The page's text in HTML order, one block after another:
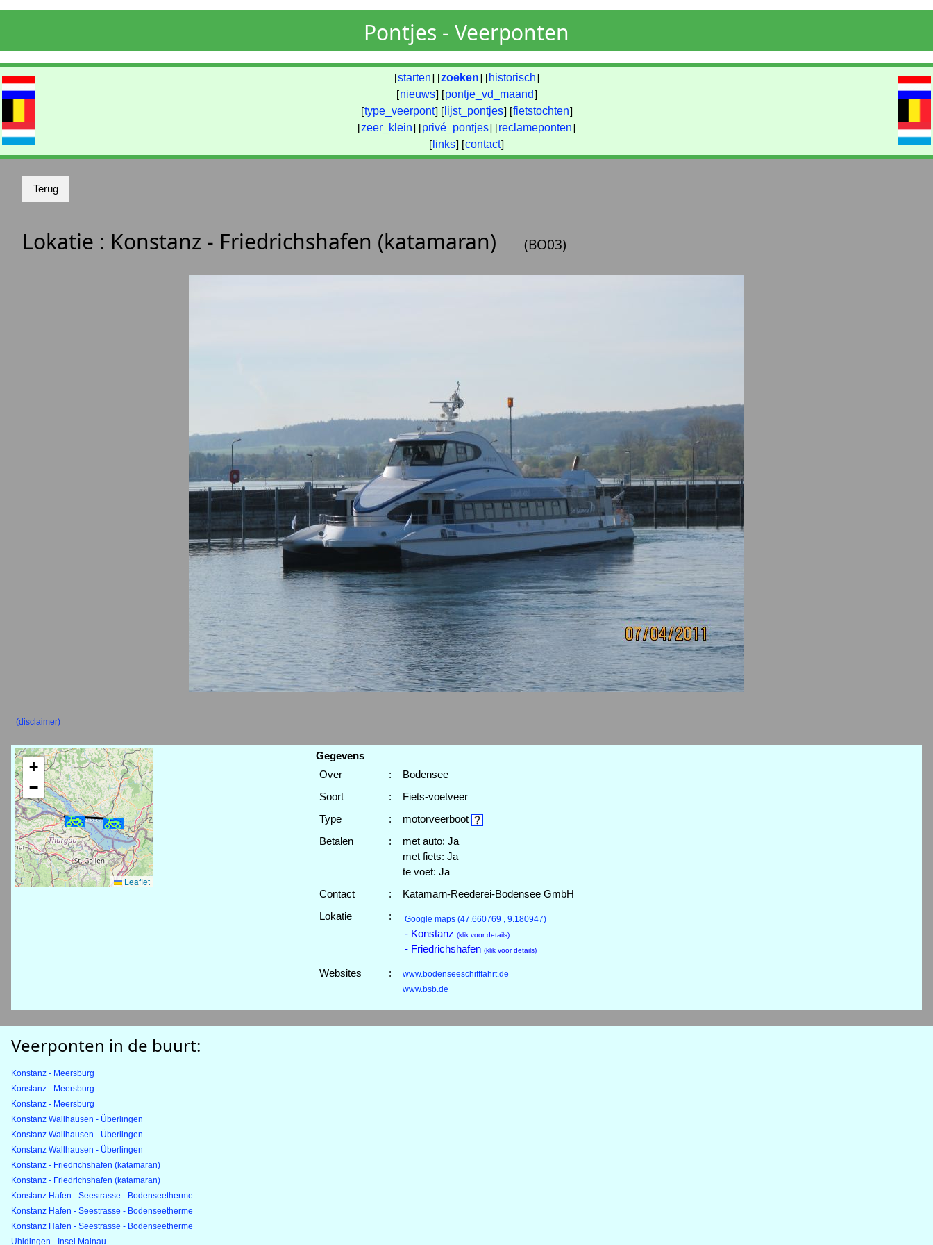
Pontjes - Veerponten
[starten] [zoeken] [ historisch]
[nieuws] [pontje_vd_maand]
[type_veerpont] [ lijst_pontjes] [fietstochten]
[zeer_klein] [privé_pontjes] [reclameponten]
[ links] [contact]
Lokatie : Konstanz - Friedrichshafen (katamaran) (BO03)
(disclaimer)
+
−
Leaflet
Gegevens
Over
:
Bodensee
Soort
:
Fiets-voetveer
Type
:
motorveerboot
Betalen
:
met auto: Ja
met fiets: Ja
te voet: Ja
Contact
:
Katamarn-Reederei-Bodensee GmbH
Lokatie
: Google maps (47.660769 , 9.180947)
- Konstanz (klik voor details)
- Friedrichshafen (klik voor details)
Websites :
www.bodenseeschifffahrt.de
www.bsb.de
Veerponten in de buurt:
Konstanz - Meersburg
Konstanz - Meersburg
Konstanz - Meersburg
Konstanz Wallhausen - Überlingen
Konstanz Wallhausen - Überlingen
Konstanz Wallhausen - Überlingen
Konstanz - Friedrichshafen (katamaran)
Konstanz - Friedrichshafen (katamaran)
Konstanz Hafen - Seestrasse - Bodenseetherme
Konstanz Hafen - Seestrasse - Bodenseetherme
Konstanz Hafen - Seestrasse - Bodenseetherme
Uhldingen - Insel Mainau